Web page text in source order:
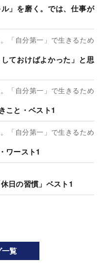
」を磨く。では、仕事が
「自分第一」で生きるため
ておけばよかった」と思
「自分第一」で生きるため
こと・ベスト1
「自分第一」で生きるため
ワースト1
日の習慣」ベスト1
覧